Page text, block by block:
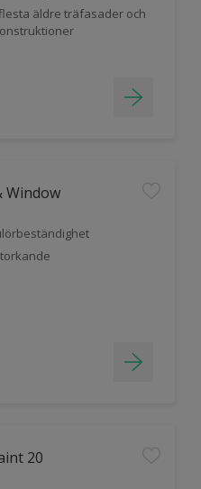
äldre träfasader och
Window
20